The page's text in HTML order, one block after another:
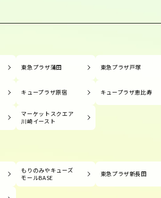
東急プラザ蒲田 東急プラザ戸塚
キュープラザ原宿 キュープラザ恵比寿
マーケットスクエア
川崎イースト
もりのみやキューズ
モールBASE
東急プラザ新長田